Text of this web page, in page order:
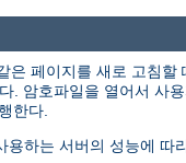
페이지를 새로 고침
암호파일을 열어서 사
한다.
하는 서버의 성능에